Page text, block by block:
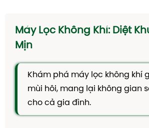
SIRO HO
CAO DẠ CẨM
HÀ THỦ Ô
TAM THẤT MẬT ONG
CAO DÂY THÌA CANH
Máy Lọc Không Khí: Diệt
Mịn
Khám phá máy lọc không khí
mùi hôi, mang lại không gian
cho cả gia đình.